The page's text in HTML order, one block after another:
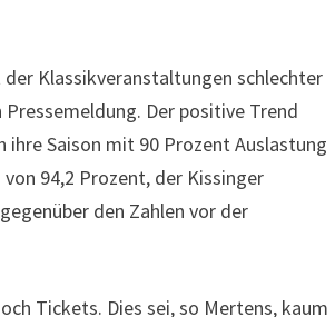
Klassikveranstaltungen schlechter
Der positive Trend
Saison mit 90 Prozent Auslastung
94,2 Prozent, der Kissinger
den Zahlen vor der
Tickets. Dies sei, so Mertens, kaum